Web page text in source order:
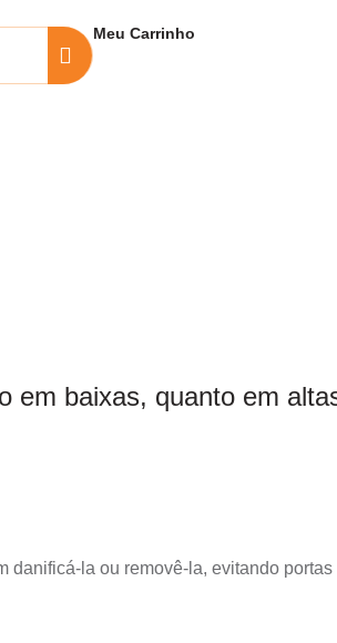
Meu Carrinho
em baixas, quanto em
danificá-la ou removê-la, evitando